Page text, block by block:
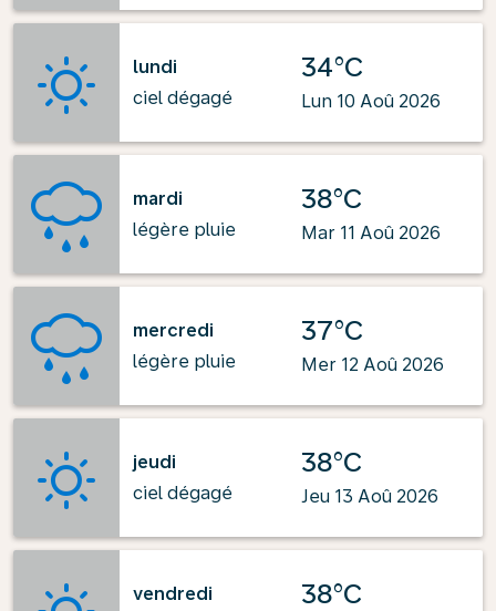
lundi
ciel dégagé
34°C
Lun 10 Aoû 2026
mardi
légère pluie
38°C
Mar 11 Aoû 2026
mercredi
légère pluie
37°C
Mer 12 Aoû 2026
jeudi
ciel dégagé
38°C
Jeu 13 Aoû 2026
vendredi
38°C